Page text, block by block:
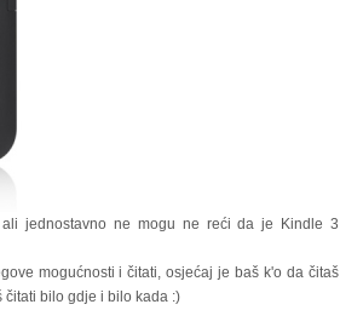
jednostavno ne mogu ne reći da je Kindle 3
mogućnosti i čitati, osjećaj je baš k'o da čitaš
čitati bilo gdje i bilo kada :)